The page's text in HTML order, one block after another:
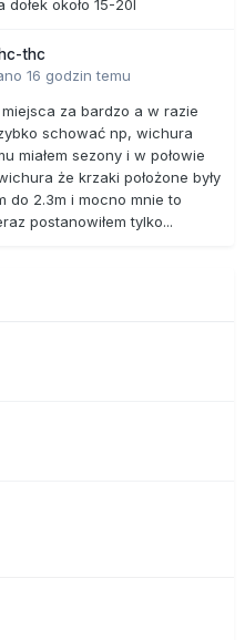
około 15-20l
thc
16 godzin temu
za bardzo a w razie
schować np, wichura
miałem sezony i w połowie
że krzaki położone były
do 2.3m i mocno mnie to
postanowiłem tylko...